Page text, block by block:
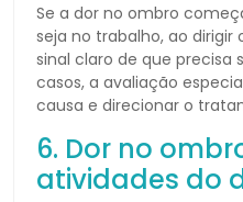
Se a dor no ombro
seja no trabalho, ao
sinal claro de que precisa
casos, a avaliação
causa e direcionar o
6. Dor no
atividades do